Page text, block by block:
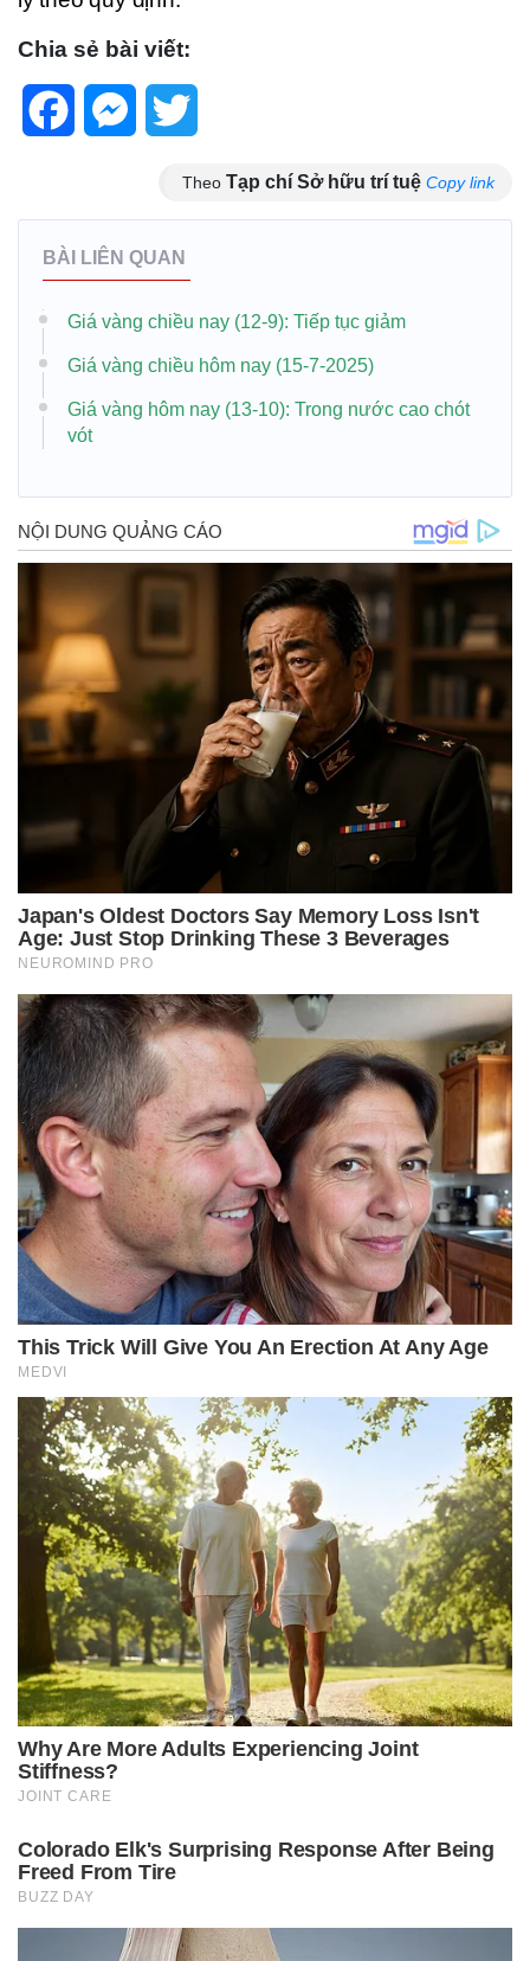
Chia sẻ bài viết:
FacebookMessenger
Theo Tạp chí Sở hữu trí tuệ Copy link
BÀI LIÊN QUAN
Giá vàng chiều nay (12-9): Tiếp tục giảm
Giá vàng chiều hôm nay (15-7-2025)
Giá vàng hôm nay (13-10): Trong nước cao chót
vót